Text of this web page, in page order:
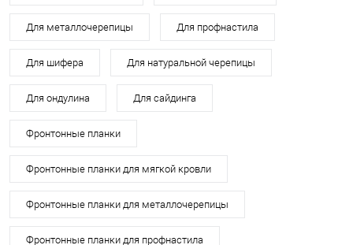
Для металлочерепицы Для профнастила
Для шифера Для натуральной черепицы
Для ондулина Для сайдинга
Фронтонные планки
Фронтонные планки для мягкой кровли
Фронтонные планки для металлочерепицы
Фронтонные планки для профнастила